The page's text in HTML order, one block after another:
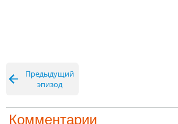
Предыдущий
эпизод
Комментарии